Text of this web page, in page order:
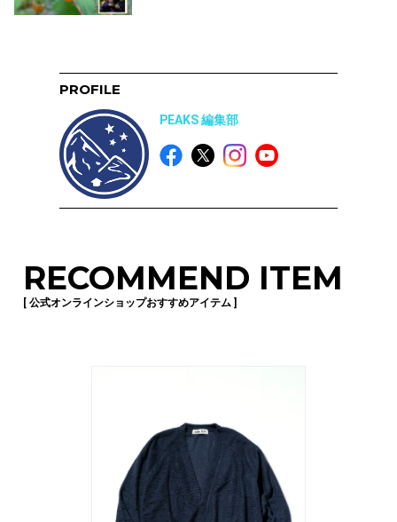
PROFILE
PEAKS 編集部
RECOMMEND ITEM
[ 公式オンラインショップおすすめアイテム ]